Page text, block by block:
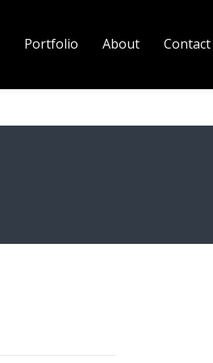
Portfolio About Contact